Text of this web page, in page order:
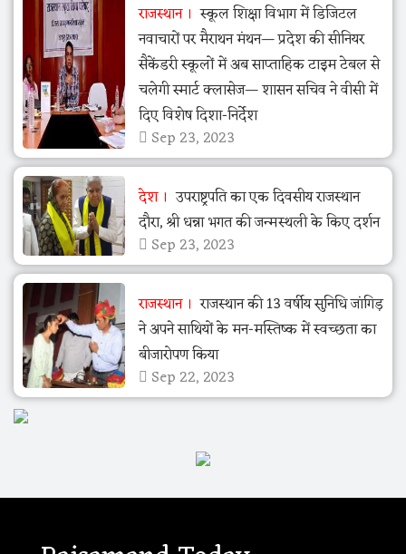
राजस्थान
स्कूल शिक्षा विभाग में डिजिटल
नवाचारों पर मैराथन मंथन— प्रदेश की सीनियर
सैकेंडरी स्कूलों में अब साप्ताहिक टाइम टेबल से
चलेगी स्मार्ट क्लासेज— शासन सचिव ने वीसी में
दिए विशेष दिशा-निर्देश
Sep 23, 2023
देश
उपराष्ट्रपति का एक दिवसीय राजस्थान
दौरा, श्री धन्ना भगत की जन्मस्थली के किए दर्शन
Sep 23, 2023
राजस्थान
राजस्थान की 13 वर्षीय सुनिधि जांगिड़
ने अपने साथियों के मन-मस्तिष्क में स्वच्छता का
बीजारोपण किया
Sep 22, 2023